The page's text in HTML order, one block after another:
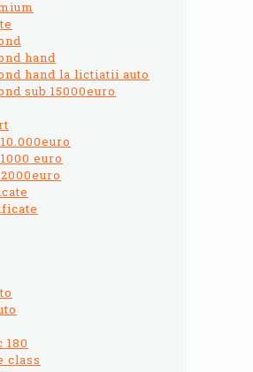
hand
hand la lictiatii auto
sub 15000euro
euro
180
class